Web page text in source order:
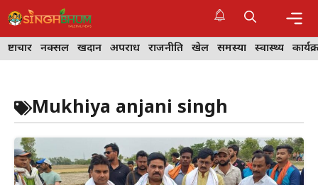
Skip
to
content
भ्रष्टाचार नक्सल खदान अपराध राजनीति खेल समस्या स्वास्थ्य
Mukhiya anjani singh